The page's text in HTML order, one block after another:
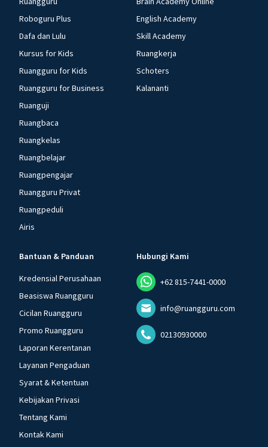
Roboguru Plus
Dafa dan Lulu
Kursus for Kids
Ruangguru for Kids
Ruangguru for Business
Ruanguji
Ruangbaca
Ruangkelas
Ruangbelajar
Ruangpengajar
Ruangguru Privat
Ruangpeduli
Airis
English Academy
Skill Academy
Ruangkerja
Schoters
Kalananti
Bantuan & Panduan
Kredensial Perusahaan
Beasiswa Ruangguru
Cicilan Ruangguru
Promo Ruangguru
Laporan Kerentanan
Layanan Pengaduan
Syarat & Ketentuan
Kebijakan Privasi
Tentang Kami
Kontak Kami
Hubungi Kami
+62 815-7441-0000
info@ruangguru.com
02130930000